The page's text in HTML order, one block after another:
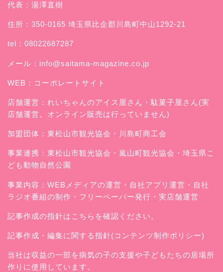
代表：湯澤直樹
住所：350-0165 埼玉県比企郡川島町中山1292-21
tel：08022687287
メール： info@saitama-magazine.co.jp
WEB： コーポレートサイト
店舗運営： れいちゃんのアイス屋さん ・駄菓子屋さん(実
店舗運営。オンライン販売は行っていません)
加盟団体：東松山市観光協会・川島町商工会
事業連携：東松山市観光協会・嵐山町観光協会・埼玉県こ
ども動物自然公園
事業内容：WEBメディアの運営・自社アプリ運営・自社
ラジオ番組の制作・フリーペーパー発行・実店舗運営
記事作成の指針はこちらを確認ください。
記事作成・編集に関する指針(コンテンツ制作ポリシー)
当社は収益の一部を病気の子の支援や子どもたちの居場所
作りに使用しています。